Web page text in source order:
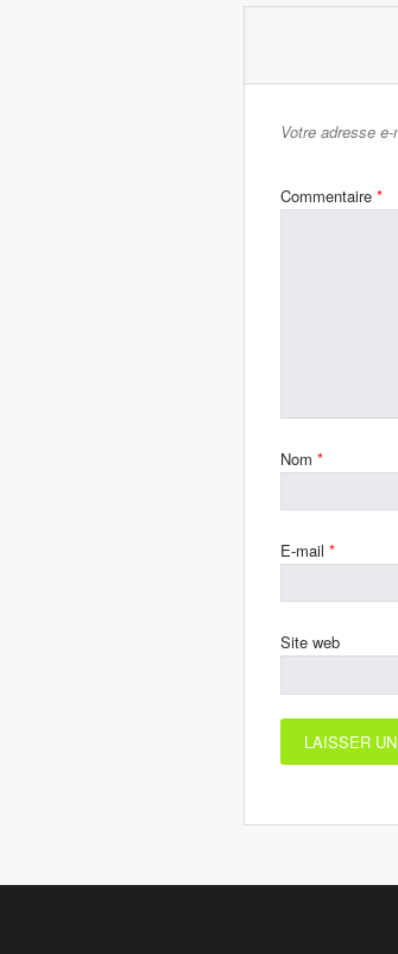
Votre adresse
Commentaire *
Nom *
E-mail *
Site web